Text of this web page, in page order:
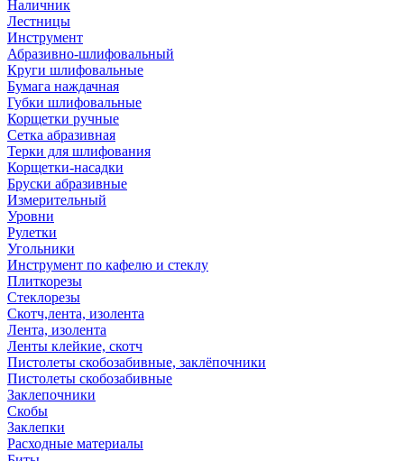
Наличник
Лестницы
Инструмент
Абразивно-шлифовальный
Круги шлифовальные
Бумага наждачная
Губки шлифовальные
Корщетки ручные
Сетка абразивная
Терки для шлифования
Корщетки-насадки
Бруски абразивные
Измерительный
Уровни
Рулетки
Угольники
Инструмент по кафелю и стеклу
Плиткорезы
Стеклорезы
Скотч,лента, изолента
Лента, изолента
Ленты клейкие, скотч
Пистолеты скобозабивные, заклёпочники
Пистолеты скобозабивные
Заклепочники
Скобы
Заклепки
Расходные материалы